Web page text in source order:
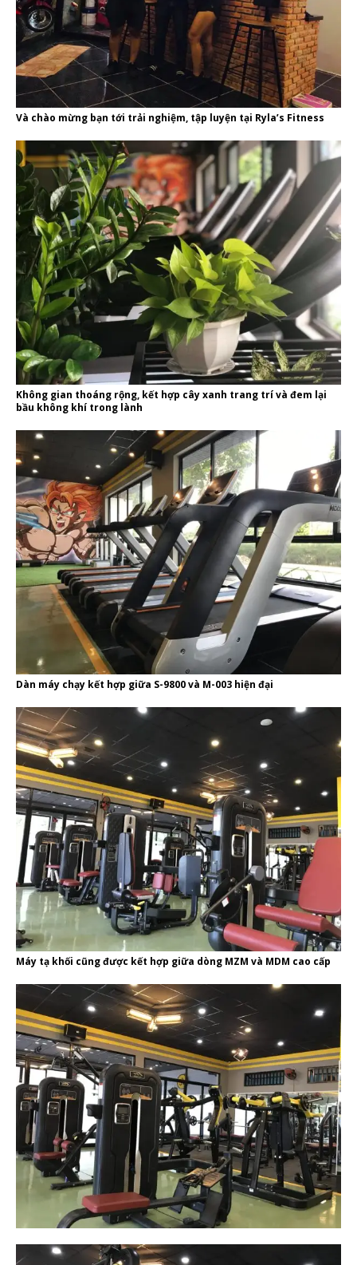
Và chào mừng bạn tới trải nghiệm, tập luyện tại Ryla’s Fitness
Không gian thoáng rộng, kết hợp cây xanh trang trí và đem lại
bầu không khí trong lành
Dàn máy chạy kết hợp giữa S-9800 và M-003 hiện đại
Máy tạ khối cũng được kết hợp giữa dòng MZM và MDM cao cấp